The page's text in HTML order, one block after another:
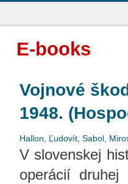
E-books
Vojnové
1948.
Hallon, Ľudovít Sabol,
V slovenskej
operácií